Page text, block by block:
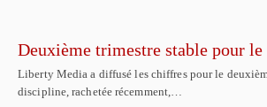
Deuxième trimestre stable pour
Liberty Media a diffusé les chiffres pour le
discipline, rachetée récemment,…